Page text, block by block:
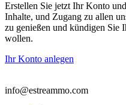
Erstellen Sie jetzt Ihr Konto
Inhalte, und Zugang zu allen
zu genießen und kündigen Sie
wollen.
Ihr Konto anlegen
info@estreammo.com